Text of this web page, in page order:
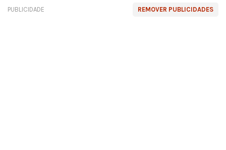
REMOVER PUBLICIDADES
PUBLICIDADE